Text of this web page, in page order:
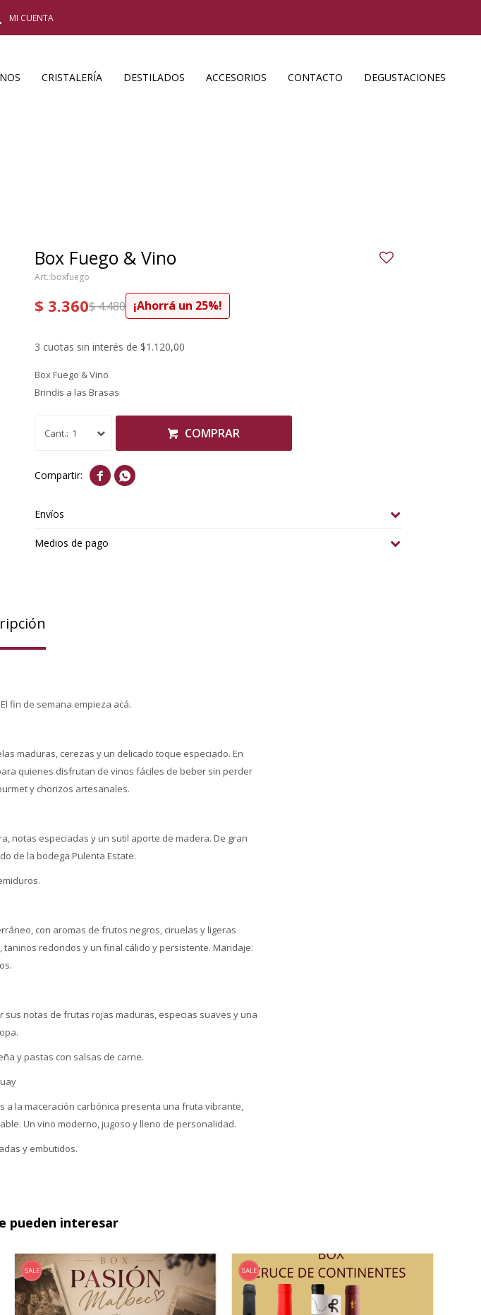
CRISTALERÍA DESTILADOS ACCESORIOS CONTACTO DEGUSTACIONES
Box Fuego & Vino
boxfuego
$ 3.360$4.480 25
3 cuotas sin interés de $1.120,00
Box Fuego & Vino
Brindis a las Brasas
1 COMPRAR
 
Envíos
Medios de pago
fin de semana empieza acá.
maduras, cerezas y un delicado toque especiado. En
quienes disfrutan de vinos fáciles de beber sin perder
y chorizos artesanales.
notas especiadas y un sutil aporte de madera. De gran
de la bodega Pulenta Estate.
con aromas de frutos negros, ciruelas y ligeras
redondos y un final cálido y persistente. Maridaje:
sus notas de frutas rojas maduras, especias suaves y una
y pastas con salsas de carne.
la maceración carbónica presenta una fruta vibrante,
Un vino moderno, jugoso y lleno de personalidad.
y embutidos.
pueden interesar